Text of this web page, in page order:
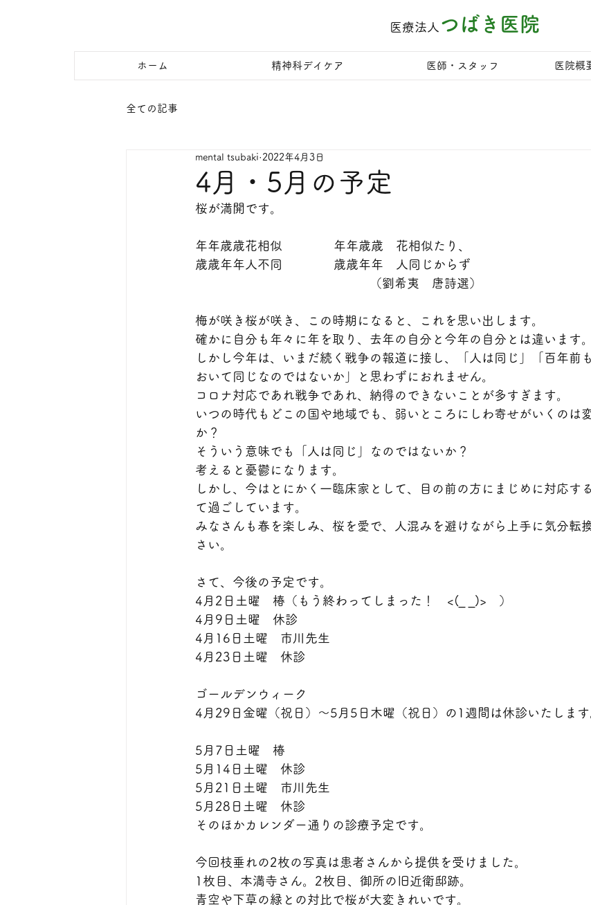
医療法人 つばき医院
ホーム 精神科デイケア 医師・スタッフ 医院概
全ての記事
4月・5月の予定
mental tsubaki 2022年4月3日
桜が満開です。
歳歳年年人不同	　　	歳歳年年　人同じからず
（劉希夷　唐詩選）
梅が咲き桜が咲き、この時期になると、これを思い出します。
確かに自分も年々に年を取り、去年の自分と今年の自分とは違います。
しかし今年は、いまだ続く戦争の報道に接し、「人は同じ」「百年前
おいて同じなのではないか」と思わずにおれません。
コロナ対応であれ戦争であれ、納得のできないことが多すぎます。
いつの時代もどこの国や地域でも、弱いところにしわ寄せがいくのは
か？
そういう意味でも「人は同じ」なのではないか？
考えると憂鬱になります。
しかし、今はとにかく一臨床家として、目の前の方にまじめに対応す
て過ごしています。
みなさんも春を楽しみ、桜を愛で、人混みを避けながら上手に気分転
さい。
さて、今後の予定です。
4月2日土曜　椿（もう終わってしまった！　<(_ _)>　）
4月9日土曜　休診
4月16日土曜　市川先生
4月23日土曜　休診
ゴールデンウィーク
4月29日金曜（祝日）～5月5日木曜（祝日）の1週間は休診いたします
5月7日土曜　椿
5月14日土曜　休診
5月21日土曜　市川先生
5月28日土曜　休診
そのほかカレンダー通りの診療予定です。
今回枝垂れの2枚の写真は患者さんから提供を受けました。
1枚目、本満寺さん。2枚目、御所の旧近衛邸跡。
青空や下草の緑との対比で桜が大変きれいです。